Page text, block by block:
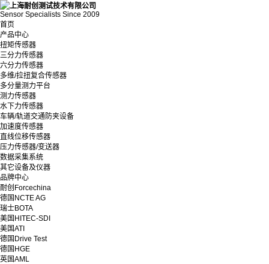
Sensor Specialists Since 2009
首页
产品中心
扭矩传感器
三分力传感器
六分力传感器
多维/拉扭复合传感器
多分量测力平台
测力传感器
水下力传感器
车辆/轨道交通防夹设备
加速度传感器
直线位移传感器
压力传感器/变送器
数据采集系统
其它设备及仪器
品牌中心
耐创Forcechina
德国NCTE AG
瑞士BOTA
美国HITEC-SDI
美国ATI
德国Drive Test
德国HGE
英国AML